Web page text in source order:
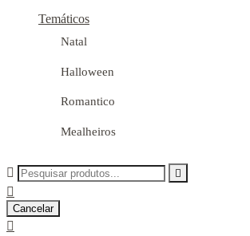
Temáticos
Natal
Halloween
Romantico
Mealheiros
 

Cancelar
